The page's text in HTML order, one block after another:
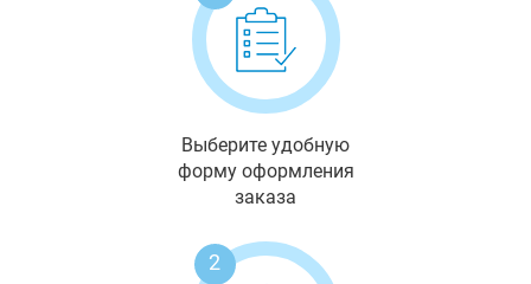
Выберите удобную
форму оформления
заказа
2